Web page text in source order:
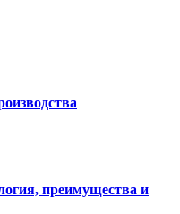
преимущества и